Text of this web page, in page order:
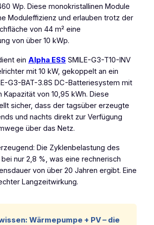
Wp. Diese monokristallinen Module
Moduleffizienz und erlauben trotz der
von 44 m² eine
von über 10 kWp.
ein Alpha ESS SMILE-G3-T10-INV
mit 10 kW, gekoppelt an ein
G3-BAT-3.8S DC-Batteriesystem mit
Kapazität von 10,95 kWh. Diese
sicher, dass der tagsüber erzeugte
und nachts direkt zur Verfügung
über das Netz.
Die Zyklenbelastung des
nur 2,8 %, was eine rechnerisch
von über 20 Jahren ergibt. Eine
Langzeitwirkung.
Wärmepumpe + PV – die